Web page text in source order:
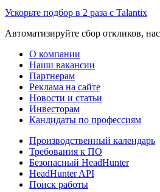
Ускорьте подбор в 2 раза с Talantix
Автоматизируйте сбор откликов,
О компании
Наши вакансии
Партнерам
Реклама на сайте
Новости и статьи
Инвесторам
Кандидаты по профессиям
Производственный календарь
Требования к ПО
Безопасный HeadHunter
HeadHunter API
Поиск работы